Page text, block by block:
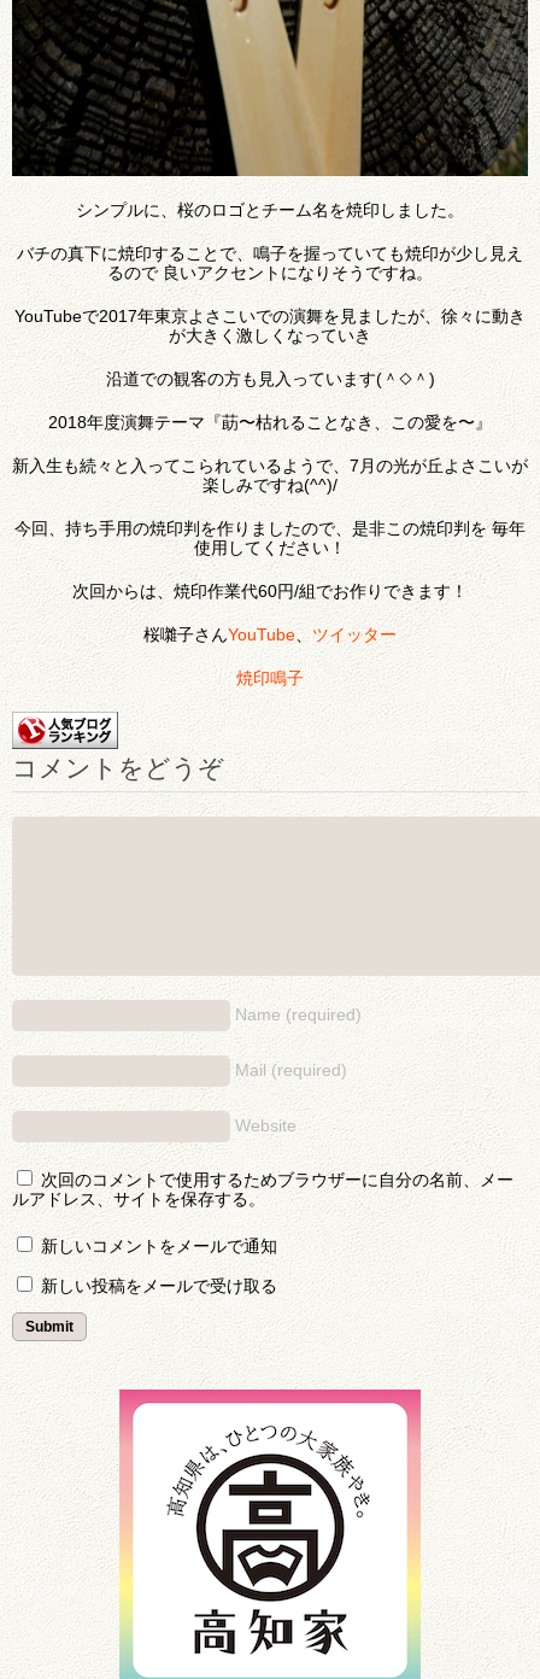
シンプルに、桜のロゴとチーム名を焼印しました。
バチの真下に焼印することで、鳴子を握っていても焼印が少し見え
るので 良いアクセントになりそうですね。
YouTubeで2017年東京よさこいでの演舞を見ましたが、徐々に動き
が大きく激しくなっていき
沿道での観客の方も見入っています(＾◇＾)
2018年度演舞テーマ『莇〜枯れることなき、この愛を〜』
新入生も続々と入ってこられているようで、7月の光が丘よさこいが
楽しみですね(^^)/
今回、持ち手用の焼印判を作りましたので、是非この焼印判を 毎年
使用してください！
次回からは、焼印作業代60円/組でお作りできます！
桜囃子さんYouTube 、 ツイッター
焼印鳴子
コメントをどうぞ
Name (required)
Mail (required)
Website
次回のコメントで使用するためブラウザーに自分の名前、メー
ルアドレス、サイトを保存する。
新しいコメントをメールで通知
新しい投稿をメールで受け取る